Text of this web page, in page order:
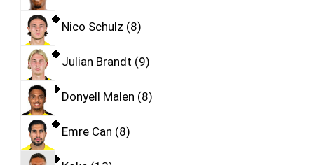
Nico Schulz 8
Julian Brandt 9
Donyell Malen 8
Emre Can 8